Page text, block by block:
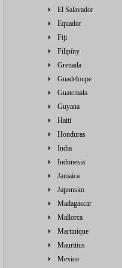
El Salavador
Equador
Fiji
Filipíny
Grenada
Guadeloupe
Guatemala
Guyana
Haiti
Honduras
India
Indonesia
Jamaica
Japonsko
Madagascar
Mallorca
Martinique
Mauritius
Mexico